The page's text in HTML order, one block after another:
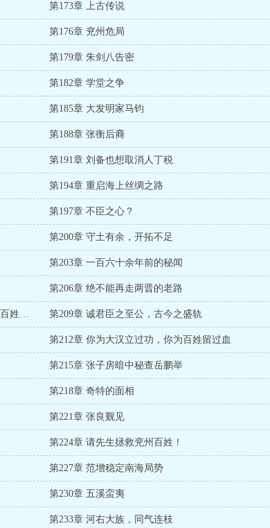
第173章 上古传说
第176章 兖州危局
第179章 朱剑八告密
第182章 学堂之争
第185章 大发明家马钧
第188章 张衡后裔
第191章 刘备也想取消人丁税
第194章 重启海上丝绸之路
第197章 不臣之心？
第200章 守土有余，开拓不足
第203章 一百六十余年前的秘闻
第206章 绝不能再走两晋的老路
第208章 无论时代如何变迁，仁义之君在百姓心中永远第一 第209章 诚君臣之至公，古今之盛轨
第212章 你为大汉立过功，你为百姓留过血
第215章 张子房暗中秘查岳鹏举
第218章 奇特的面相
第221章 张良觐见
第224章 请先生拯救兖州百姓！
第227章 范增稳定南海局势
第230章 五溪蛮夷
第233章 河右大族，同气连枝